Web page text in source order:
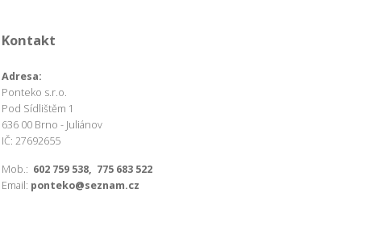
Kontakt
Adresa:
Ponteko s.r.o.
Pod Sídlištěm 1
636 00 Brno - Juliánov
IČ: 27692655
Mob.: 602 759 538, 775 683 522
Email: ponteko@seznam.cz